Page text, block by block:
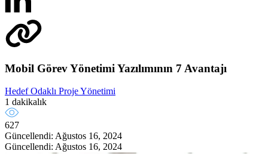
Mobil Görev Yönetimi Yazılımının 7 Avantajı
Hedef Odaklı Proje Yönetimi
1 dakikalık
627
Güncellendi: Ağustos 16, 2024
Güncellendi: Ağustos 16, 2024